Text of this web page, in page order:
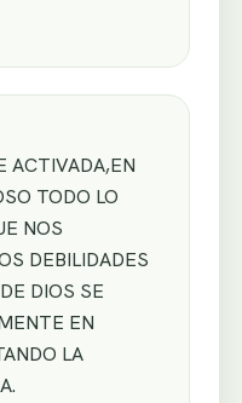
ACTIVADA,EN
TODO LO
NOS
DEBILIDADES
DIOS SE
EN
LA